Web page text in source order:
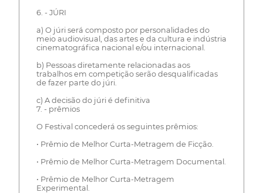
6. - JÚRI
a) O júri será composto por personalidades do
meio audiovisual, das artes e da cultura e indústria
cinematográfica nacional e/ou internacional.
b) Pessoas diretamente relacionadas aos
trabalhos em competição serão desqualificadas
de fazer parte do júri.
c) A decisão do júri é definitiva
7. - prêmios
O Festival concederá os seguintes prêmios:
• Prêmio de Melhor Curta-Metragem de Ficção.
• Prêmio de Melhor Curta-Metragem Documental.
• Prêmio de Melhor Curta-Metragem
Experimental.